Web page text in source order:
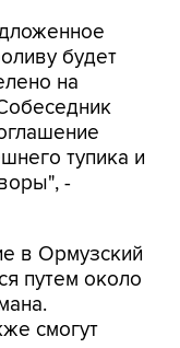
на
тупика и
-
в Ормузский
смогут